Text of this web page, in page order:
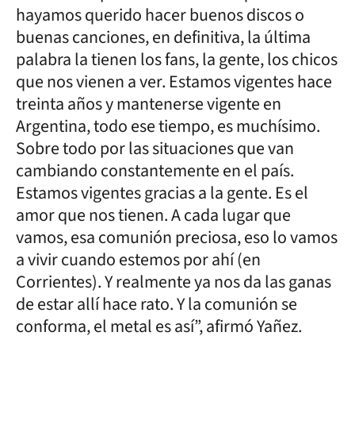
hayamos querido hacer buenos discos o
buenas canciones, en definitiva, la última
palabra la tienen los fans, la gente, los chicos
que nos vienen a ver. Estamos vigentes hace
treinta años y mantenerse vigente en
Argentina, todo ese tiempo, es muchísimo.
Sobre todo por las situaciones que van
cambiando constantemente en el país.
Estamos vigentes gracias a la gente. Es el
amor que nos tienen. A cada lugar que
vamos, esa comunión preciosa, eso lo vamos
a vivir cuando estemos por ahí (en
Corrientes). Y realmente ya nos da las ganas
de estar allí hace rato. Y la comunión se
conforma, el metal es así”, afirmó Yañez.